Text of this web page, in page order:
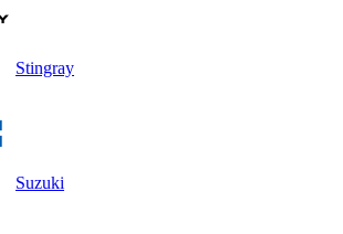
Stingray
Suzuki